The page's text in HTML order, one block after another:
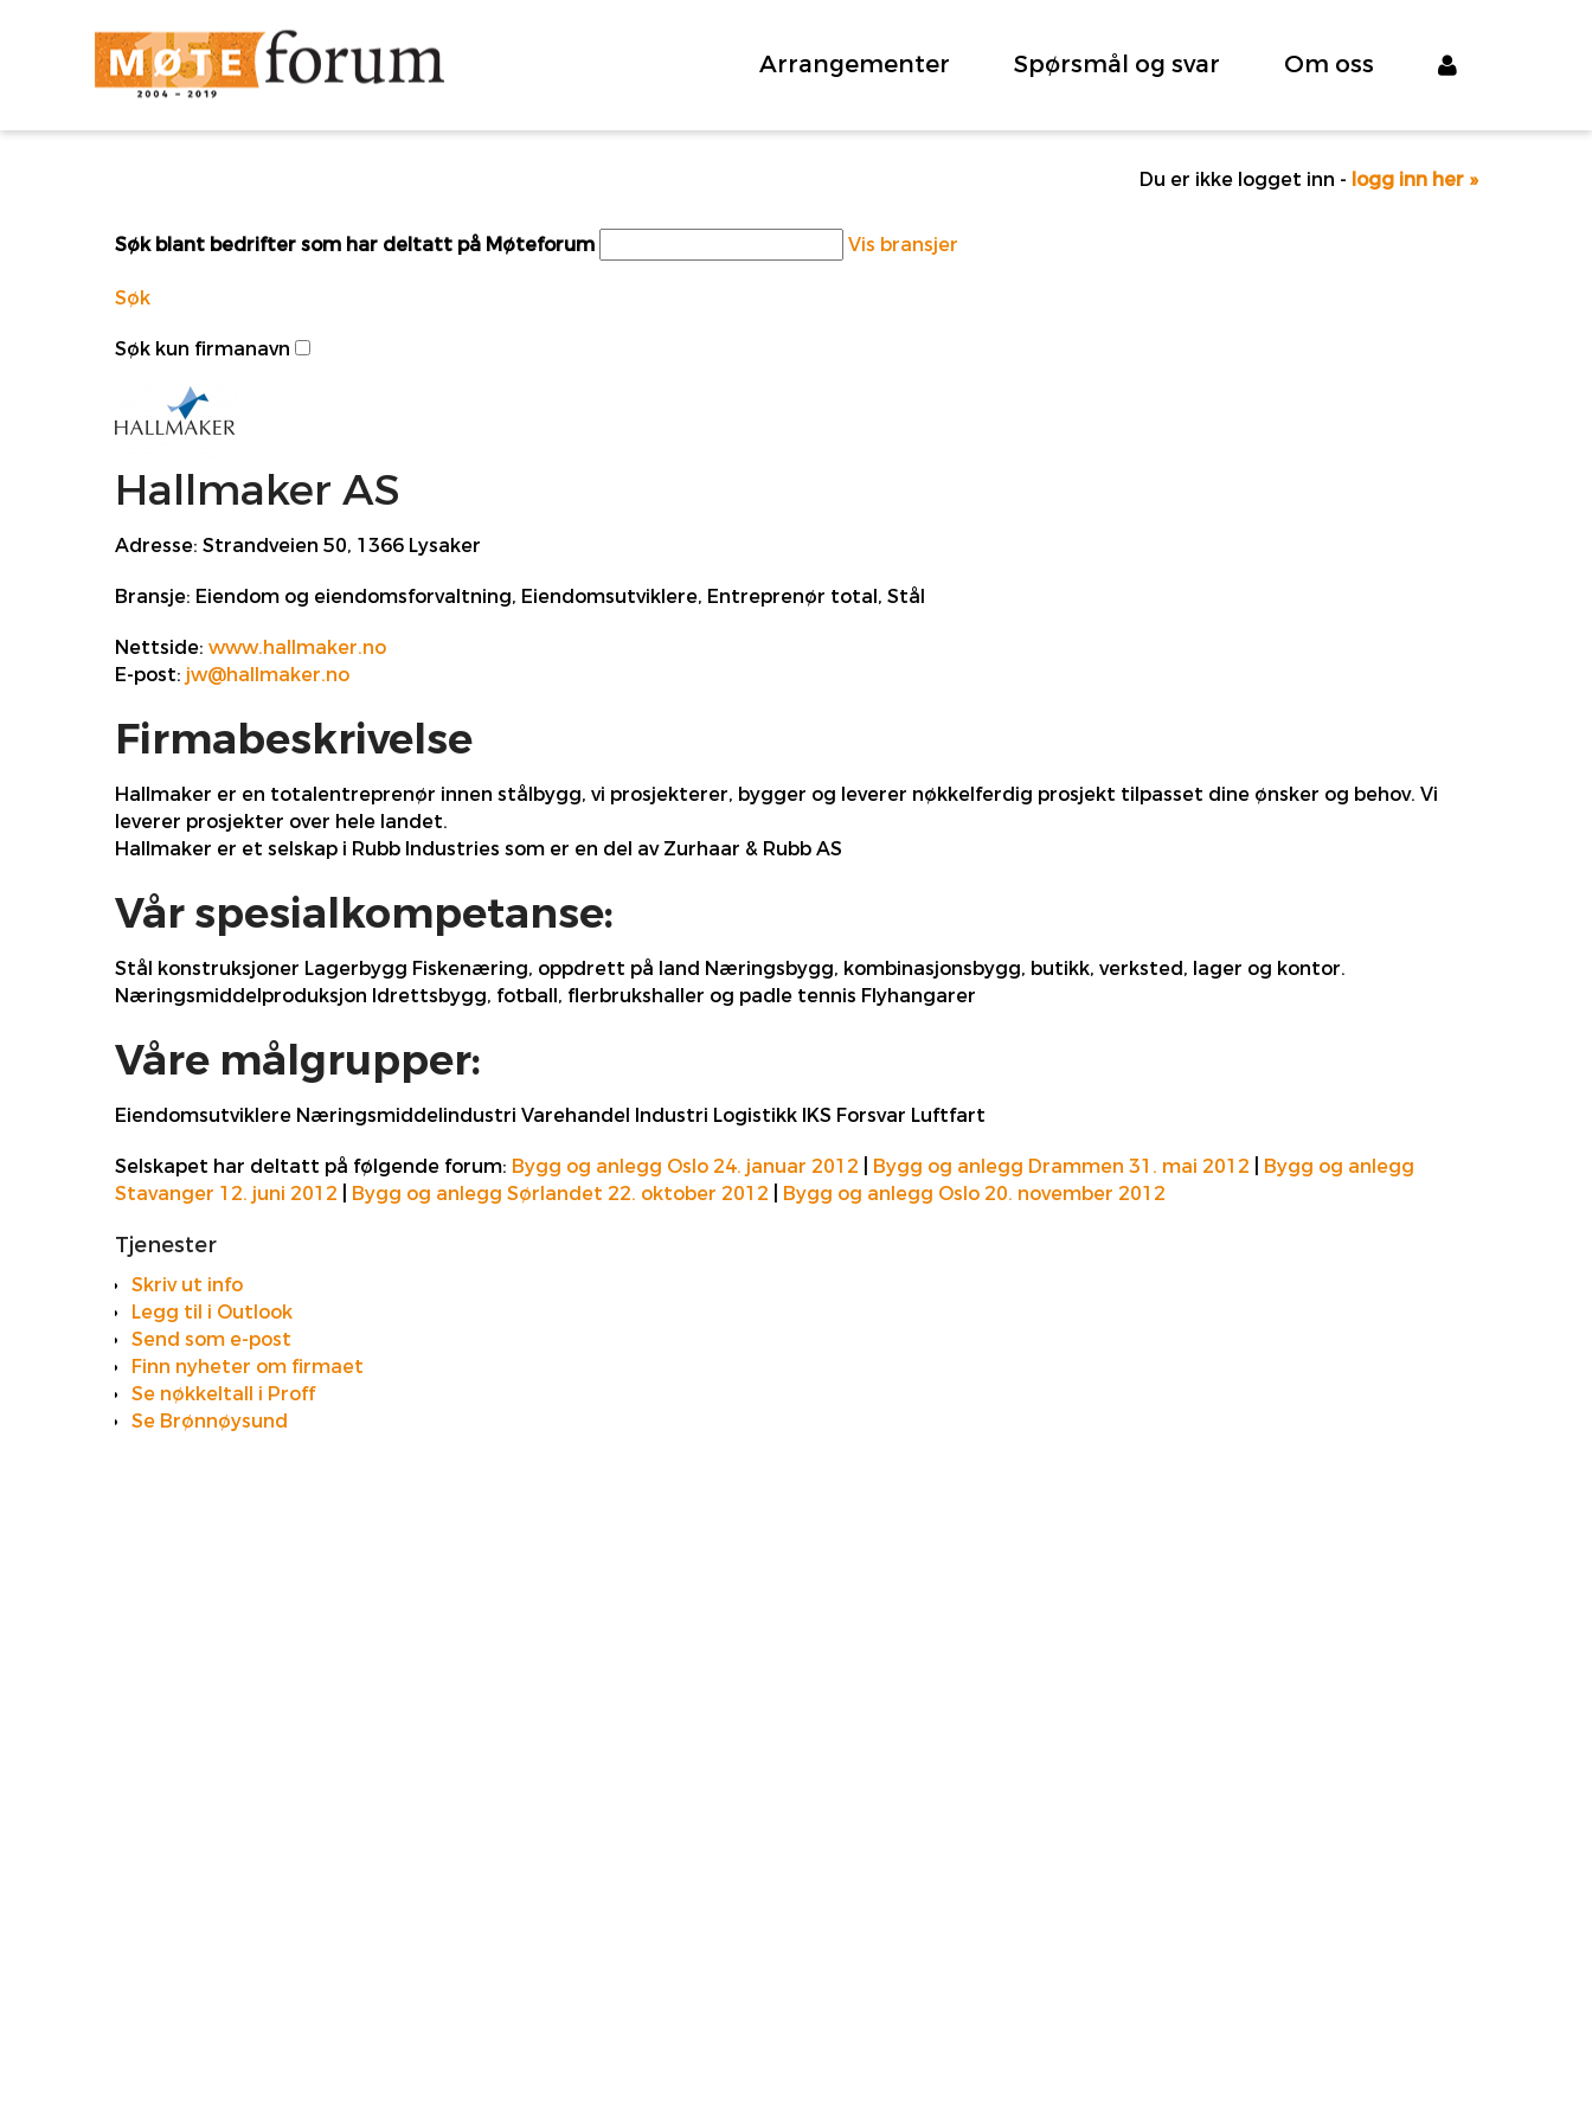
Arrangementer Spørsmål og svar Om oss
Du er ikke logget inn - logg inn her »
Søk blant bedrifter som har deltatt på Møteforum Vis bransjer
Søk
Søk kun firmanavn
Hallmaker AS
Adresse: Strandveien 50, 1366 Lysaker
Bransje: Eiendom og eiendomsforvaltning, Eiendomsutviklere, Entreprenør total, Stål
Nettside: www.hallmaker.no
E-post: jw@hallmaker.no
Firmabeskrivelse
Hallmaker er en totalentreprenør innen stålbygg, vi prosjekterer, bygger og leverer nøkkelferdig prosjekt tilpasset dine ønsker og behov. Vi
leverer prosjekter over hele landet.
Hallmaker er et selskap i Rubb Industries som er en del av Zurhaar & Rubb AS
Vår spesialkompetanse:
Stål konstruksjoner Lagerbygg Fiskenæring, oppdrett på land Næringsbygg, kombinasjonsbygg, butikk, verksted, lager og kontor.
Næringsmiddelproduksjon Idrettsbygg, fotball, flerbrukshaller og padle tennis Flyhangarer
Våre målgrupper:
Eiendomsutviklere Næringsmiddelindustri Varehandel Industri Logistikk IKS Forsvar Luftfart
Selskapet har deltatt på følgende forum: Bygg og anlegg Oslo 24. januar 2012 Bygg og anlegg Drammen 31. mai 2012
Bygg og anlegg
Stavanger 12. juni 2012
Bygg og anlegg Sørlandet 22. oktober 2012 Bygg og anlegg Oslo 20. november 2012
Tjenester
Skriv ut info
Legg til i Outlook
Send som e-post
Finn nyheter om firmaet
Se nøkkeltall i Proff
Se Brønnøysund